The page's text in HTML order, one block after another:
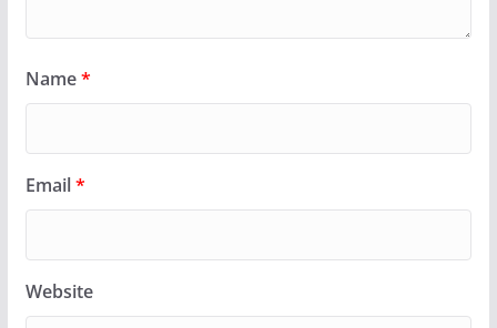
Name*
Email*
Website